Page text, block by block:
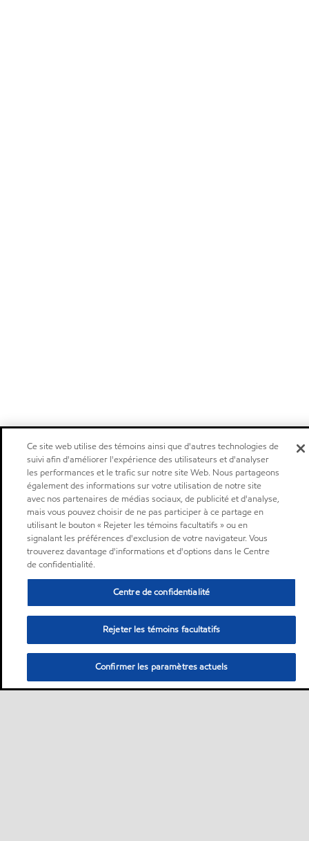
Ce site web utilise des témoins ainsi que d'autres technologies de
suivi afin d'améliorer l'expérience des utilisateurs et d'analyser
les performances et le trafic sur notre site Web. Nous partageons
également des informations sur votre utilisation de notre site
avec nos partenaires de médias sociaux, de publicité et d'analyse,
mais vous pouvez choisir de ne pas participer à ce partage en
utilisant le bouton « Rejeter les témoins facultatifs » ou en
signalant les préférences d'exclusion de votre navigateur. Vous
trouverez davantage d'informations et d'options dans le Centre
de confidentialité.
Centre de confidentialité
Rejeter les témoins facultatifs
Confirmer les paramètres actuels